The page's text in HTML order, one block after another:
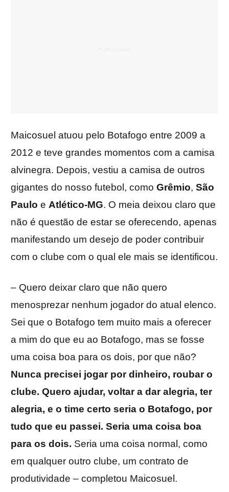
Maicosuel atuou pelo Botafogo entre 2009 a
2012 e teve grandes momentos com a camisa
alvinegra. Depois, vestiu a camisa de outros
gigantes do nosso futebol, como Grêmio, São
Paulo e Atlético-MG. O meia deixou claro que
não é questão de estar se oferecendo, apenas
manifestando um desejo de poder contribuir
com o clube com o qual ele mais se identificou.
– Quero deixar claro que não quero
menosprezar nenhum jogador do atual elenco.
Sei que o Botafogo tem muito mais a oferecer
a mim do que eu ao Botafogo, mas se fosse
uma coisa boa para os dois, por que não?
Nunca precisei jogar por dinheiro, roubar o
clube. Quero ajudar, voltar a dar alegria, ter
alegria, e o time certo seria o Botafogo, por
tudo que eu passei. Seria uma coisa boa
para os dois. Seria uma coisa normal, como
em qualquer outro clube, um contrato de
produtividade – completou Maicosuel.